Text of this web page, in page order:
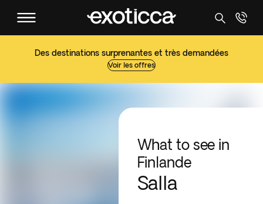
Des destinations surprenantes et très demandées
Voir les offres
What to see in
Finlande
Salla